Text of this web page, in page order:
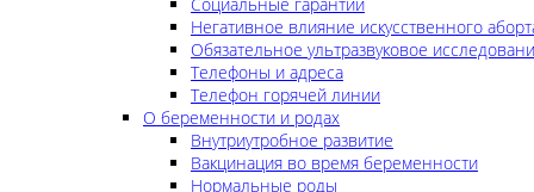
Негативное влияние искусственного
Обязательное ультразвуковое
Телефоны и адреса
Телефон горячей линии
О беременности и родах
Внутриутробное развитие
Вакцинация во время беременности
Нормальные роды